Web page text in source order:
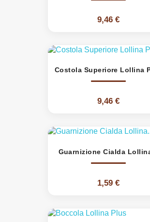
9,46 €
Costola Superiore Lollina
9,46 €
Guarnizione Cialda
1,59 €